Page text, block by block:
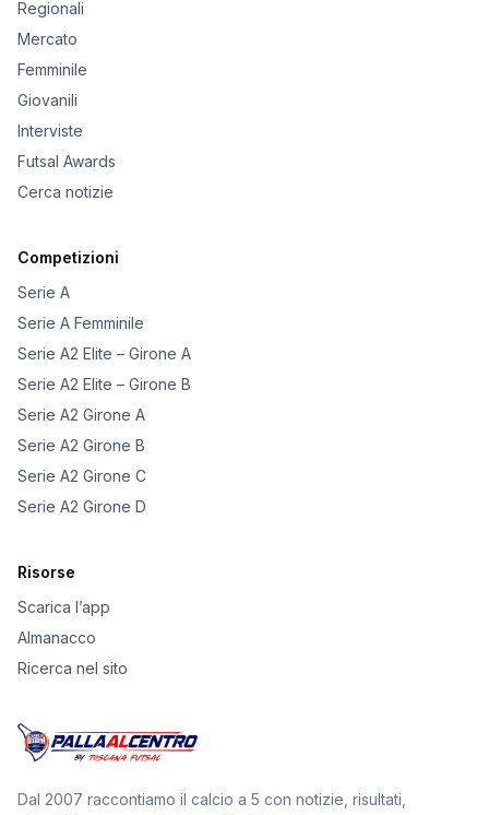
Regionali
Mercato
Femminile
Giovanili
Interviste
Futsal Awards
Cerca notizie
Competizioni
Serie A
Serie A Femminile
Serie A2 Elite – Girone A
Serie A2 Elite – Girone B
Serie A2 Girone A
Serie A2 Girone B
Serie A2 Girone C
Serie A2 Girone D
Risorse
Scarica l’app
Almanacco
Ricerca nel sito
Dal 2007 raccontiamo il calcio a 5 con notizie, risultati,